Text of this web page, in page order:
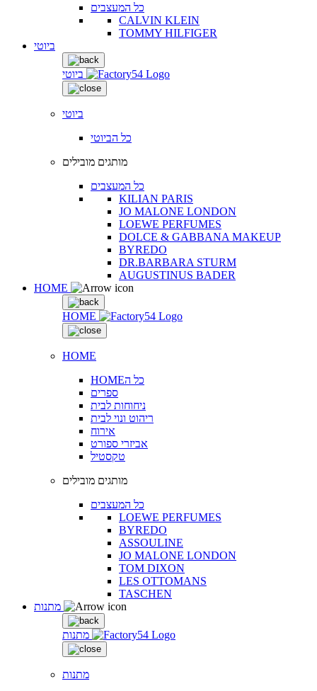
כל המעצבים
CALVIN KLEIN
TOMMY HILFIGER
ביוטי
ביוטי
ביוטי
כל הביוטי
מותגים מובילים
כל המעצבים
KILIAN PARIS
JO MALONE LONDON
LOEWE PERFUMES
DOLCE & GABBANA MAKEUP
BYREDO
DR.BARBARA STURM
AUGUSTINUS BADER
HOME
HOME
HOME
HOMEכל ה
ספרים
ניחוחות לבית
ריהוט ונוי לבית
אירוח
אביזרי ספורט
טקסטיל
מותגים מובילים
כל המעצבים
LOEWE PERFUMES
BYREDO
ASSOULINE
JO MALONE LONDON
TOM DIXON
LES OTTOMANS
TASCHEN
מתנות
מתנות